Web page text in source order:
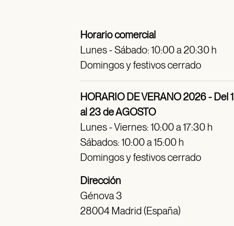
Horario comercial
Lunes - Sábado: 10:00 a 20:30 h
Domingos y festivos cerrado
HORARIO DE VERANO 2026 - Del 1
al 23 de AGOSTO
Lunes - Viernes: 10:00 a 17:30 h
Sábados: 10:00 a 15:00 h
Domingos y festivos cerrado
Dirección
Génova 3
28004 Madrid (España)